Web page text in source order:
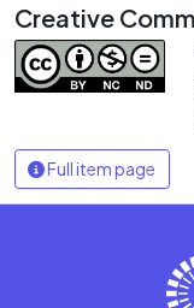
Creative
Full item page